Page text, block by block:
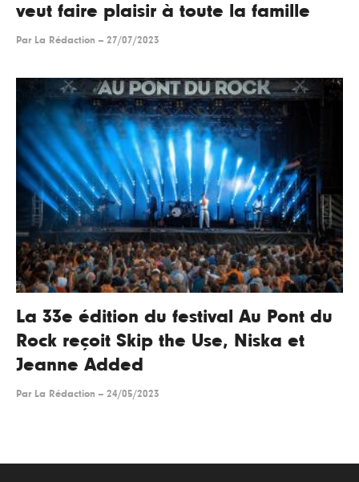
veut faire plaisir à toute la famille
Par La Rédaction -- 27/07/2023
La 33e édition du festival Au Pont du
Rock reçoit Skip the Use, Niska et
Jeanne Added
Par La Rédaction -- 24/05/2023